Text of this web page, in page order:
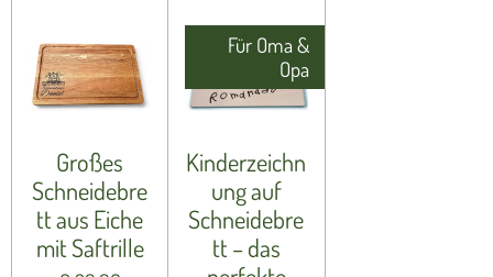
Großes
Schneidebre
tt aus Eiche
mit Saftrille
Für Oma &
Opa
Kinderzeichn
ung auf
Schneidebre
tt – das